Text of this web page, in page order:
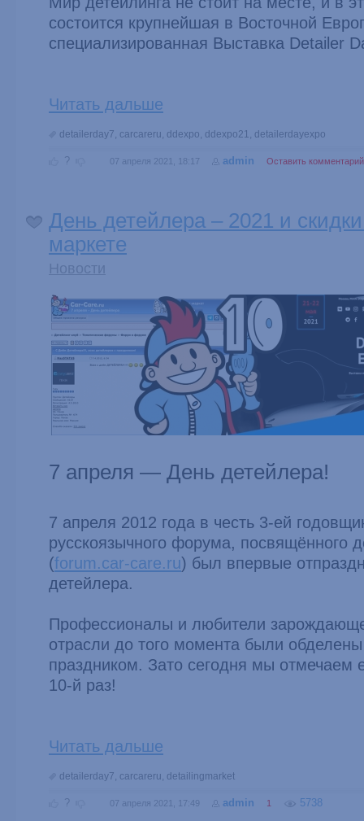
состоится крупнейшая в Восточной
специализированная Выставка Detailer
Читать дальше
detailerday7, carcareru, ddexpo, ddexpo21, detailerdayexpo
? 07 апреля 2021, 18:17 admin Оставить комментарий
День детейлера – 2021 и
маркете
Новости
7 апреля — День детейлера!
7 апреля 2012 года в честь 3-ей
русскоязычного форума, посвящённого
(forum.car-care.ru) был впервые
детейлера.
Профессионалы и любители
отрасли до того момента были
праздником. Зато сегодня мы отмечаем
10-й раз!
Читать дальше
detailerday7, carcareru, detailingmarket
? 07 апреля 2021, 17:49 admin 1 5738